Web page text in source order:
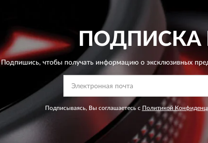
ПОДПИСКА
Подпишись, чтобы получать информацию о эксклюзивных
Подписываясь, Вы соглашаетесь с Политикой